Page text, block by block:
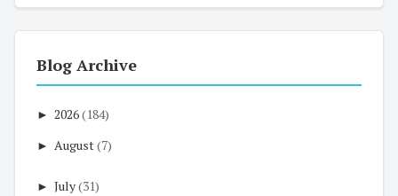
Blog Archive
► 2026(184)
► August(7)
► July(31)